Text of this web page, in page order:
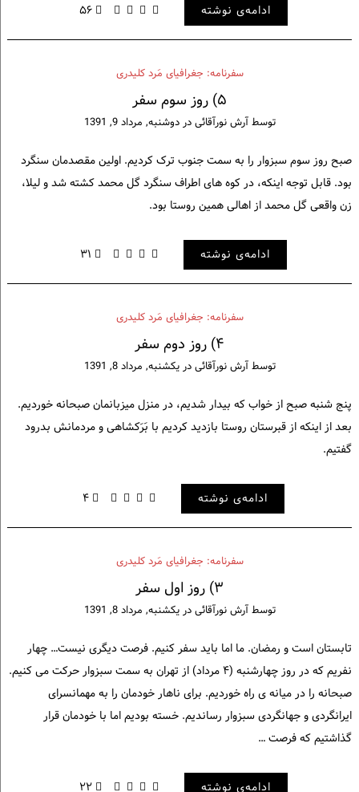
ادامه‌ی نوشته ۵۶
سفرنامه: جغرافیای مَرد کلیدری
۵) روز سوم سفر
توسطآرش نورآقائی دردوشنبه, مرداد 9, 1391
صبح روز سوم سبزوار را به سمت جنوب ترک کردیم. اولین مقصدمان سنگرد
بود. قابل توجه اینکه، در کوه های اطراف سنگرد گل محمد کشته شد و لیلا،
زن واقعی گل محمد از اهالی همین روستا بود.
ادامه‌ی نوشته ۳۱
سفرنامه: جغرافیای مَرد کلیدری
۴) روز دوم سفر
توسطآرش نورآقائی دریکشنبه, مرداد 8, 1391
پنج شنبه صبح از خواب که بیدار شدیم، در منزل میزبانمان صبحانه خوردیم.
بعد از اینکه از قبرستان روستا بازدید کردیم با بَرَکشاهی و مردمانش بدرود
گفتیم.
ادامه‌ی نوشته ۴
سفرنامه: جغرافیای مَرد کلیدری
۳) روز اول سفر
توسطآرش نورآقائی دریکشنبه, مرداد 8, 1391
تابستان است و رمضان. ما اما باید سفر کنیم. فرصت دیگری نیست… چهار
نفریم که در روز چهارشنبه (۴ مرداد) از تهران به سمت سبزوار حرکت می کنیم.
صبحانه را در میانه ی راه خوردیم. برای ناهار خودمان را به مهمانسرای
ایرانگردی و جهانگردی سبزوار رساندیم. خسته بودیم اما با خودمان قرار
گذاشتیم که فرصت …
ادامه‌ی نوشته ۲۲